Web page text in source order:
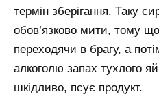
термін зберігання. Таку
обов’язково мити, тому
переходячи в брагу, а
алкоголю запах тухлого
шкідливо, псує продукт.